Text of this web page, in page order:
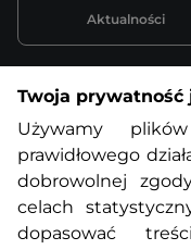
O nas
Polityka prywatności
Aktualności
Twoja prywatność
Używamy
prawidłowego
dobrowolnej
celach
dopasować